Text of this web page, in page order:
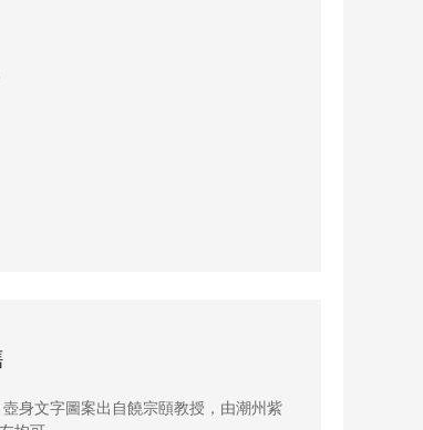
身文字圖案出自饒宗頤教授，由潮州紫